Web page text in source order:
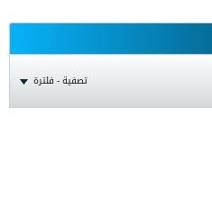
تصفية - فلترة